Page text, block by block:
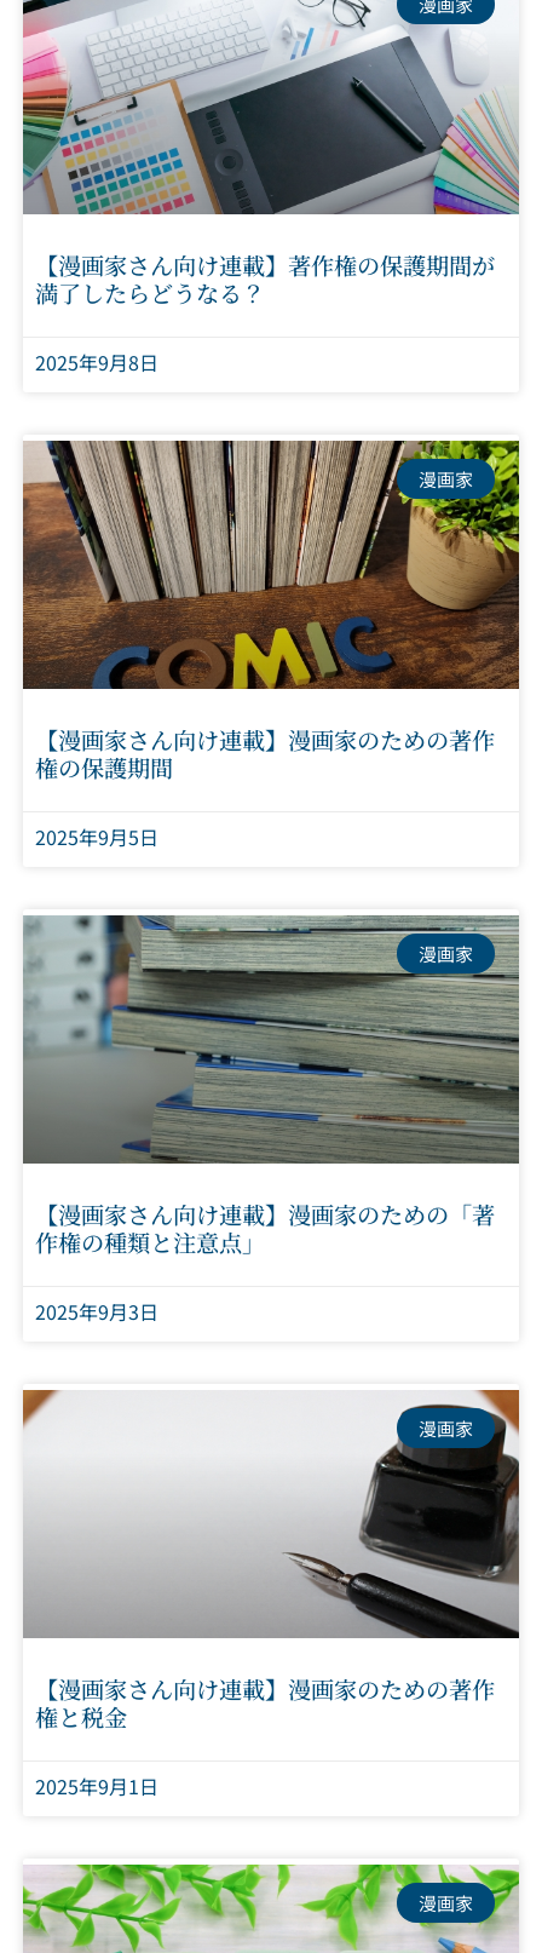
【漫画家さん向け連載】著作権の保護期間が
満了したらどうなる？
2025年9月8日
漫画家
【漫画家さん向け連載】漫画家のための著作
権の保護期間
2025年9月5日
漫画家
【漫画家さん向け連載】漫画家のための「著
作権の種類と注意点」
2025年9月3日
漫画家
【漫画家さん向け連載】漫画家のための著作
権と税金
2025年9月1日
漫画家